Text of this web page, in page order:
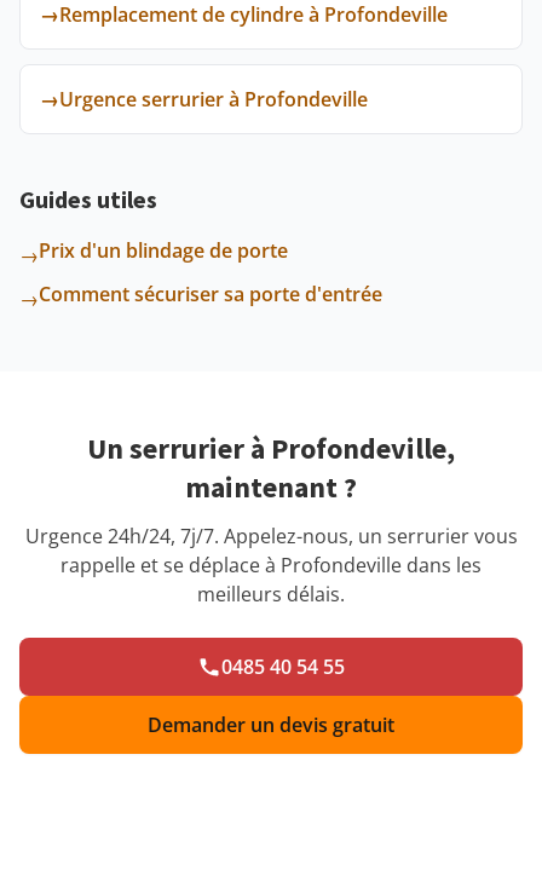
→Remplacement de cylindre à Profondeville
→Urgence serrurier à Profondeville
Guides utiles
→Prix d'un blindage de porte
→Comment sécuriser sa porte d'entrée
Un serrurier à Profondeville,
maintenant ?
Urgence 24h/24, 7j/7. Appelez-nous, un serrurier vous
rappelle et se déplace à Profondeville dans les
meilleurs délais.
0485 40 54 55
Demander un devis gratuit